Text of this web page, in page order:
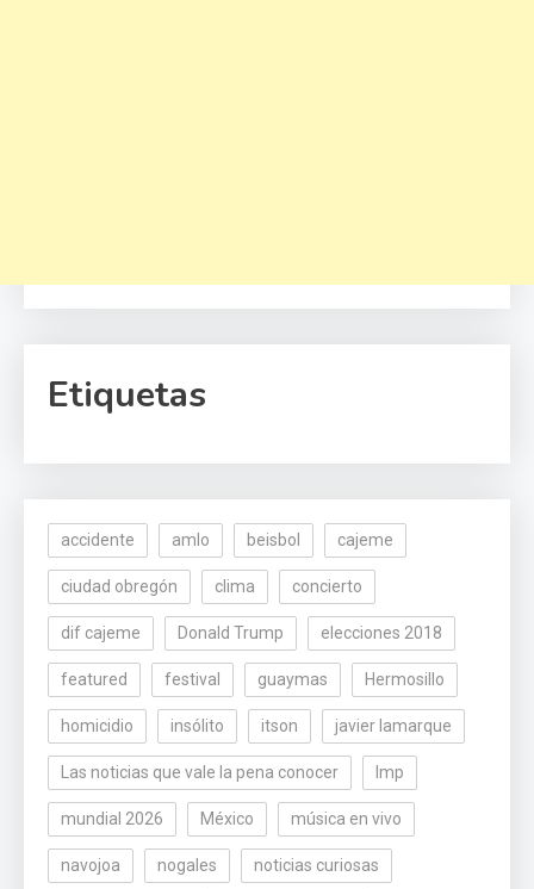
Etiquetas
accidente amlo beisbol cajeme
ciudad obregón clima concierto
dif cajeme Donald Trump elecciones 2018
featured festival guaymas Hermosillo
homicidio insólito itson javier lamarque
Las noticias que vale la pena conocer lmp
mundial 2026 México música en vivo
navojoa nogales noticias curiosas